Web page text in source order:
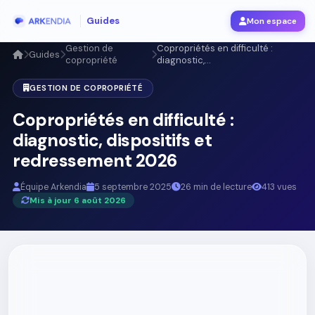
Guides Mon espace
Guides Gestion de
copropriété
Copropriétés en difficulté :
diagnostic,...
GESTION DE COPROPRIÉTÉ
Copropriétés en difficulté :
diagnostic, dispositifs et
redressement 2026
Équipe Arkendia 5 septembre 2025 26 min de lecture
413 vues
Mis à jour 6 août 2026